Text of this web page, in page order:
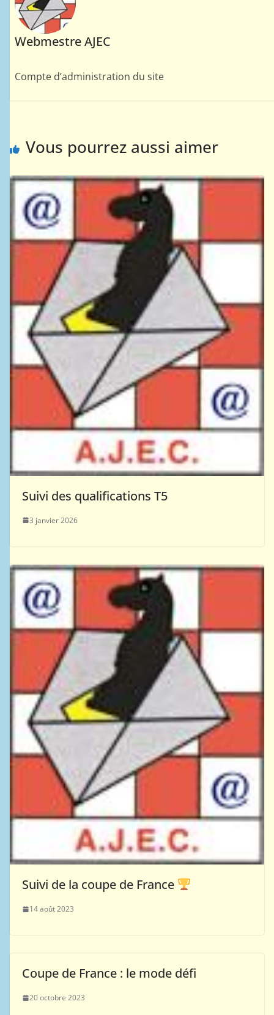
Webmestre AJEC
Compte d’administration du site
Vous pourrez aussi aimer
Suivi des qualifications T5
3 janvier 2026
Suivi de la coupe de France
14 août 2023
Coupe de France : le mode défi
20 octobre 2023